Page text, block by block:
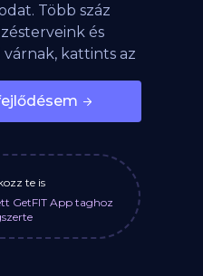
Több száz
és
várnak, kattints az
te is
GetFIT App taghoz